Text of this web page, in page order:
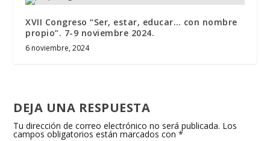
XVII Congreso “Ser, estar, educar… con nombre
propio”. 7-9 noviembre 2024.
6 noviembre, 2024
DEJA UNA RESPUESTA
Tu dirección de correo electrónico no será publicada. Los
campos obligatorios están marcados con*